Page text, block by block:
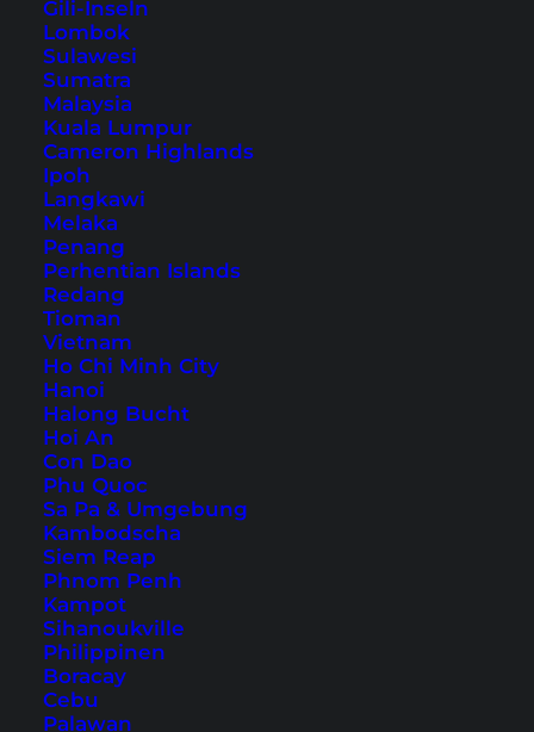
Gili-Inseln
Lombok
Sulawesi
Sumatra
Malaysia
Kuala Lumpur
Cameron Highlands
Ipoh
Langkawi
Melaka
Penang
Perhentian Islands
Redang
Tioman
Vietnam
Ho Chi Minh City
Hanoi
Halong Bucht
Hoi An
Con Dao
Phu Quoc
Sa Pa & Umgebung
Kambodscha
Siem Reap
Phnom Penh
Kampot
Sihanoukville
Philippinen
Boracay
Cebu
Palawan
Ein Tag im Erawan
Nationalpark
Der Erawan Nationalpark ist bekannt für seinen
7-stufigen Wasserfall. In diesem Artikel gibt es
alle Infos über eine Tour zum berühmten
Wasserfall.
Boracay
Sehenswürdigkeiten – 20